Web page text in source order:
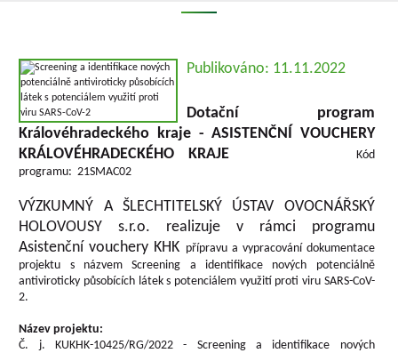
Publikováno: 11.11.2022
Dotační program
Královéhradeckého kraje -ASISTENČNÍ VOUCHERY
KRÁLOVÉHRADECKÉHO KRAJE
Kód
programu: 21SMAC02
VÝZKUMNÝ A ŠLECHTITELSKÝ ÚSTAV OVOCNÁŘSKÝ
HOLOVOUSY s.r.o. realizuje v rámci programu
Asistenční vouchery KHK přípravu a vypracování dokumentace
projektu s názvem Screening a identifikace nových potenciálně
antiviroticky působících látek s potenciálem využití proti viru SARS-CoV-
2.
Název projektu:
Č. j. KUKHK-10425/RG/2022 - Screening a identifikace nových